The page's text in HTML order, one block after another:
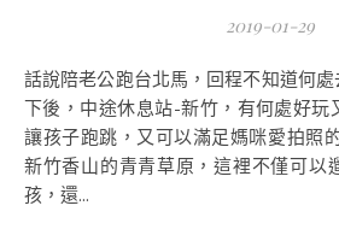
2019-01-29
話說陪老公跑台北馬，回程不知道何處去遛小孩，上網谷歌一
下後，中途休息站-新竹，有何處好玩
讓孩子跑跳，又可以滿足媽咪愛拍照
新竹香山的青青草原，這裡不僅可以
孩，還...